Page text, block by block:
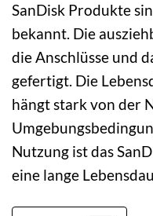
SanDisk Produkte
bekannt. Die
die Anschlüsse und
gefertigt. Die
hängt stark von der
Nutzung ist das
eine lange